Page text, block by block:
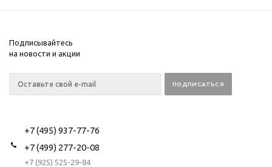
Подписывайтесь
на новости и акции
+7 (495) 937-77-76
+7 (499) 277-20-08
+7 (925) 525-29-84